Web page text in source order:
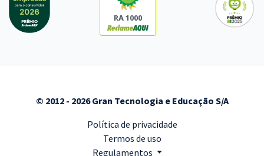
RA 1000
© 2012 - 2026 Gran Tecnologia e Educação S/A
Política de privacidade
Termos de uso
Regulamentos